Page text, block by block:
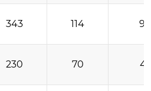
343 114 90
230 70 45